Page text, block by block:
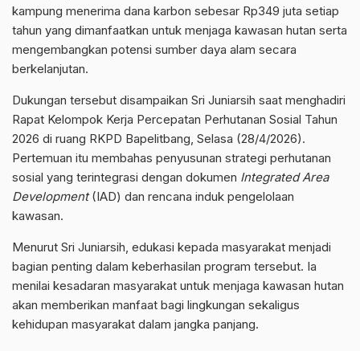
kampung menerima dana karbon sebesar Rp349 juta setiap
tahun yang dimanfaatkan untuk menjaga kawasan hutan serta
mengembangkan potensi sumber daya alam secara
berkelanjutan.
Dukungan tersebut disampaikan Sri Juniarsih saat menghadiri
Rapat Kelompok Kerja Percepatan Perhutanan Sosial Tahun
2026 di ruang RKPD Bapelitbang, Selasa (28/4/2026).
Pertemuan itu membahas penyusunan strategi perhutanan
sosial yang terintegrasi dengan dokumen Integrated Area
Development(IAD) dan rencana induk pengelolaan
kawasan.
Menurut Sri Juniarsih, edukasi kepada masyarakat menjadi
bagian penting dalam keberhasilan program tersebut. Ia
menilai kesadaran masyarakat untuk menjaga kawasan hutan
akan memberikan manfaat bagi lingkungan sekaligus
kehidupan masyarakat dalam jangka panjang.